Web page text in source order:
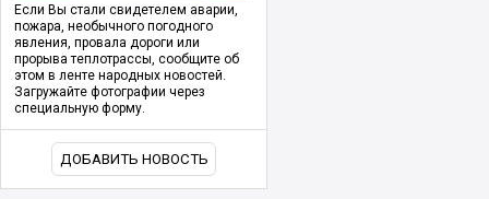
Если Вы стали свидетелем аварии,
пожара, необычного погодного
явления, провала дороги или
прорыва теплотрассы, сообщите об
этом в ленте народных новостей.
Загружайте фотографии через
специальную форму.
ДОБАВИТЬ НОВОСТЬ